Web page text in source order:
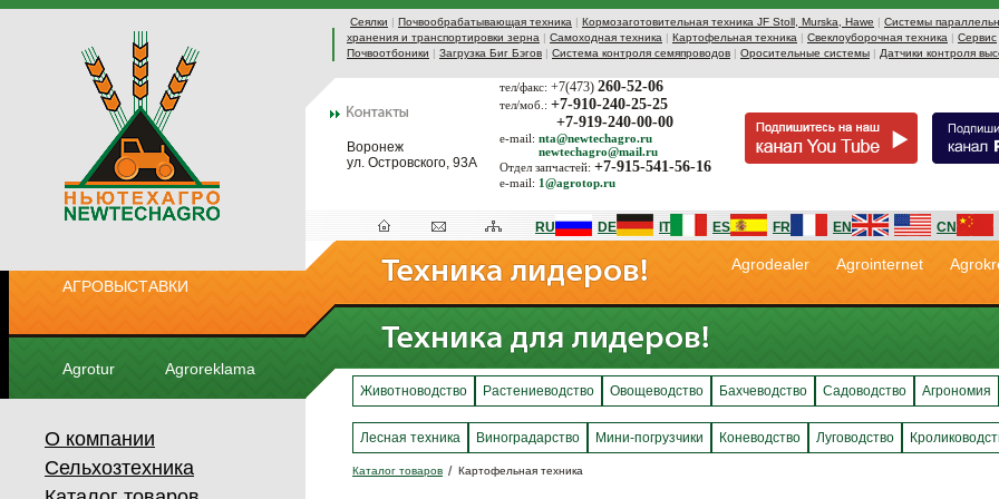
Сеялки | Почвообрабатывающая техника | Кормозаготовительная техника JF Stoll, Murska, Hawe | Системы
хранения и транспортировки зерна | Самоходная техника | Картофельная техника | Свеклоуборочная техника | Сервис
Почвоотбоники | Загрузка Биг Бэгов | Система контроля семяпроводов | Оросительные системы | Датчики контроля
Воронеж
ул. Островского, 93А
тел/факс: +7(473) 260-52-06
тел/моб.: +7-910-240-25-25
+7-919-240-00-00
e-mail: nta@newtechagro.ru
newtechagro@mail.ru
Отдел запчастей: +7-915-541-56-16
e-mail: 1@agrotop.ru
АГРОВЫСТАВКИ
Agrotur Agroreklama
RU DE IT ES FR EN CN
Agrodealer Agrointernet
О компании
Сельхозтехника
Животноводство Растениеводство Овощеводство Бахчеводство Садоводство Агрономия
Лесная техника Виноградарство Мини-погрузчики Коневодство Луговодство
Каталог товаров Картофельная техника